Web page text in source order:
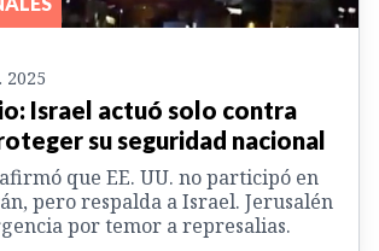
2025
Israel actuó solo contra
su seguridad nacional
que EE. UU. no participó en
pero respalda a Israel. Jerusalén
por temor a represalias.